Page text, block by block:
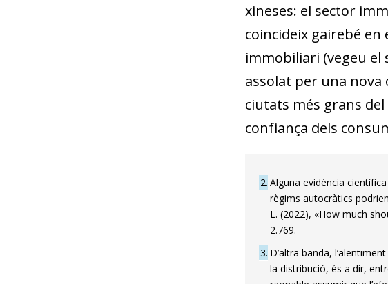
xineses: el sector
coincideix gairebé
immobiliari (vegeu el
assolat per una
ciutats més grans del
confiança dels
2 Alguna evidència
règims autocràtics
L. (2022), «How much
2.769.
3 D’altra banda,
la distribució, és a dir,